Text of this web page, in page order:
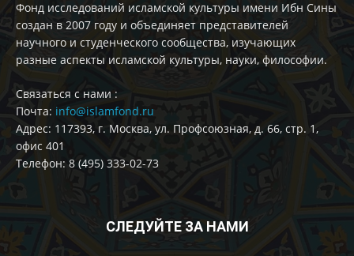
Фонд исследований исламской культуры имени Ибн Сины
создан в 2007 году и объединяет представителей
научного и студенческого сообщества, изучающих
разные аспекты исламской культуры, науки, философии.
Cвязаться с нами :
Почта: info@islamfond.ru
Адрес: 117393, г. Москва, ул. Профсоюзная, д. 66, стр. 1,
офис 401
Телефон: 8 (495) 333-02-73
СЛЕДУЙТЕ ЗА НАМИ